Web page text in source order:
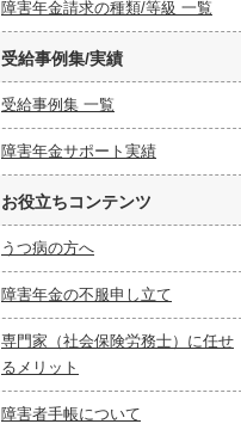
障害年金請求の種類/等級 一覧
受給事例集/実績
受給事例集 一覧
障害年金サポート実績
お役立ちコンテンツ
うつ病の方へ
障害年金の不服申し立て
専門家（社会保険労務士）に任せ
るメリット
障害者手帳について